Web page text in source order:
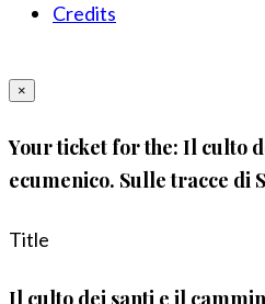
Credits
×
Your ticket for the: Il culto
ecumenico. Sulle tracce di
Title
Il culto dei santi e il